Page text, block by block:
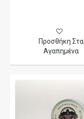
Προσθήκη Στα
Αγαπημένα